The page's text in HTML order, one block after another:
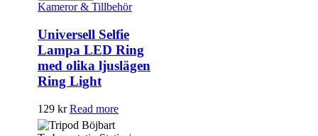
Kameror & Tillbehör
Universell Selfie
Lampa LED Ring
med olika ljuslägen
Ring Light
129 kr Read more